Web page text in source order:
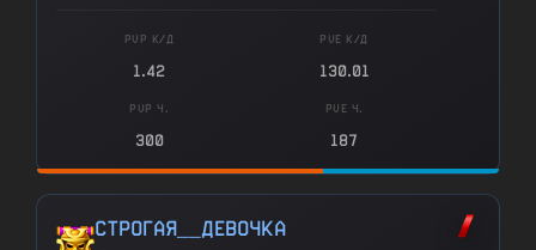
PVP К/Д
1.42
PVE К/Д
130.01
PVP Ч.
300
PVE Ч.
187
СТРОГАЯ__ДЕВОЧКА